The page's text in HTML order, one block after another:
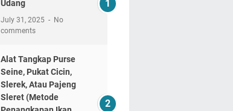
Udang
July 31, 2025
No
comments
Alat Tangkap Purse
Seine, Pukat Cicin,
Slerek, Atau Pajeng
Sleret (Metode